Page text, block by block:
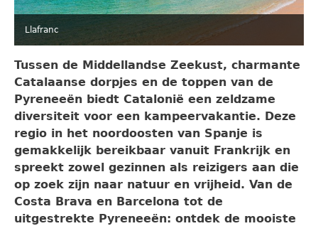
Llafranc
Tussen de Middellandse Zeekust, charmante
Catalaanse dorpjes en de toppen van de
Pyreneeën biedt Catalonië een zeldzame
diversiteit voor een kampeervakantie. Deze
regio in het noordoosten van Spanje is
gemakkelijk bereikbaar vanuit Frankrijk en
spreekt zowel gezinnen als reizigers aan die
op zoek zijn naar natuur en vrijheid. Van de
Costa Brava en Barcelona tot de
uitgestrekte Pyreneeën: ontdek de mooiste